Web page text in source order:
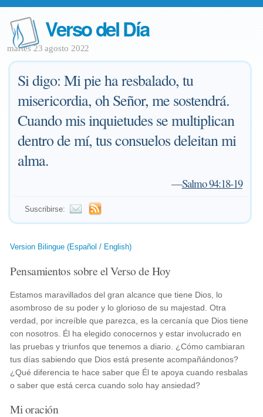
Verso del Día
martes 23 agosto 2022
Si digo: Mi pie ha resbalado, tu
misericordia, oh Señor, me sostendrá.
Cuando mis inquietudes se multiplican
dentro de mí, tus consuelos deleitan mi
alma.
—Salmo 94:18-19
Suscribirse:
Version Bilingue (Español / English)
Pensamientos sobre el Verso de Hoy
Estamos maravillados del gran alcance que tiene Dios, lo
asombroso de su poder y lo glorioso de su majestad. Otra
verdad, por increíble que parezca, es la cercanía que Dios tiene
con nosotros. Él ha elegido conocernos y estar involucrado en
las pruebas y triunfos que tenemos a diario. ¿Cómo cambiaran
tus días sabiendo que Dios está presente acompañándonos?
¿Qué diferencia te hace saber que Él te apoya cuando resbalas
o saber que está cerca cuando solo hay ansiedad?
Mi oración